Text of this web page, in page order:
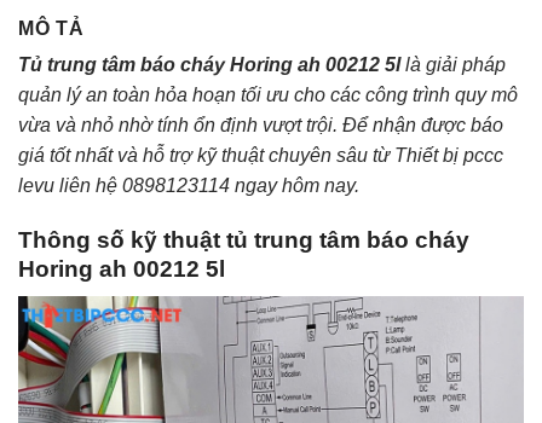
MÔ TẢ
Tủ trung tâm báo cháy Horing ah 00212 5llà giải pháp
quản lý an toàn hỏa hoạn tối ưu cho các công trình quy mô
vừa và nhỏ nhờ tính ổn định vượt trội. Để nhận được báo
giá tốt nhất và hỗ trợ kỹ thuật chuyên sâu từ Thiết bị pccc
levu liên hệ 0898123114 ngay hôm nay.
Thông số kỹ thuật tủ trung tâm báo cháy
Horing ah 00212 5l